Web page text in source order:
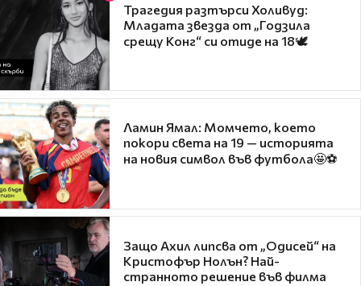
Трагедия разтърси Холивуд:
Младата звезда от „Годзила
срещу Конг“ си отиде на 18🕊️
Ламин Ямал: Момчето, което
покори света на 19 — историята
на новия символ във футбола🤩⚽
Защо Ахил липсва от „Одисей“ на
Кристофър Нолън? Най-
странното решение във филма